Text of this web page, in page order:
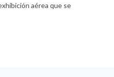
aérea que se